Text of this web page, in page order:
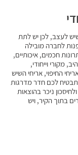
לעצב, לכן יש לתת
לחברה מובילה
חכמים, איכותיים,
מקורי וייחודי,
החיפוי, אריחי השיש
תבטיח לכם חדר מדרגות
ניכר בהוצאות
בתוך הקיר, ויש